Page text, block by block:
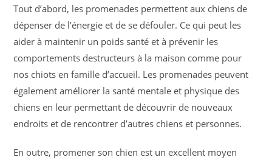
Tout d’abord, les promenades permettent aux chiens de
dépenser de l’énergie et de se défouler. Ce qui peut les
aider à maintenir un poids santé et à prévenir les
comportements destructeurs à la maison comme pour
nos chiots en famille d’accueil. Les promenades peuvent
également améliorer la santé mentale et physique des
chiens en leur permettant de découvrir de nouveaux
endroits et de rencontrer d’autres chiens et personnes.
En outre, promener son chien est un excellent moyen